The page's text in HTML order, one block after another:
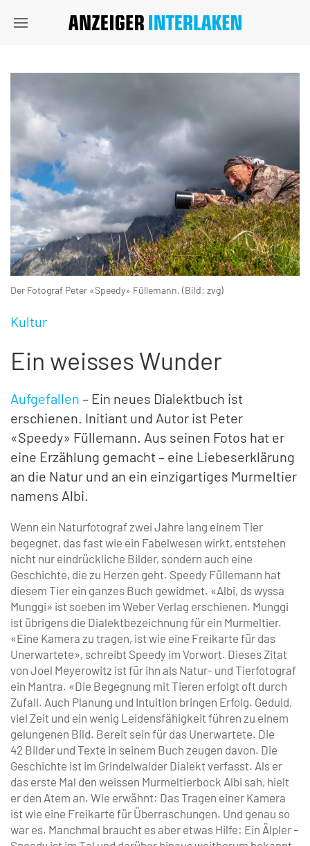
Der Fotograf Peter «Speedy» Füllemann. (Bild: zvg)
Kultur
Ein weisses Wunder
Aufgefallen – Ein neues Dialektbuch ist
erschienen. Initiant und Autor ist Peter
«Speedy» Füllemann. Aus seinen Fotos hat er
eine Erzählung gemacht – eine Liebes­erklärung
an die Natur und an ein einzigartiges Murmeltier
namens Albi.
Wenn ein Naturfotograf zwei Jahre lang einem Tier
begegnet, das fast wie ein Fabelwesen wirkt, entstehen
nicht nur eindrückliche Bilder, sondern auch eine
Geschichte, die zu Herzen geht. Speedy Füllemann hat
diesem Tier ein ganzes Buch gewidmet. «Albi, ds wyssa
Munggi» ist soeben im Weber Verlag erschienen. Munggi
ist übrigens die Dialektbezeichnung für ein Murmeltier.
«Eine Kamera zu tragen, ist wie eine Freikarte für das
Unerwartete», schreibt Speedy im Vorwort. Dieses Zitat
von Joel Meyerowitz ist für ihn als Natur- und Tierfotograf
ein Mantra. «Die Begegnung mit Tieren erfolgt oft durch
Zufall. Auch Planung und Intuition bringen Erfolg. Geduld,
viel Zeit und ein wenig Leidensfähigkeit führen zu einem
gelungenen Bild. Bereit sein für das Unerwartete. Die
42 Bilder und Texte in seinem Buch zeugen davon. Die
Geschichte ist im Grindelwalder Dialekt verfasst. Als er
das erste Mal den weissen Murmeltierbock Albi sah, hielt
er den Atem an. Wie erwähnt: Das Tragen einer Kamera
ist wie eine Freikarte für Überraschungen. Und genau so
war es. Manchmal braucht es aber etwas Hilfe: Ein Älpler –